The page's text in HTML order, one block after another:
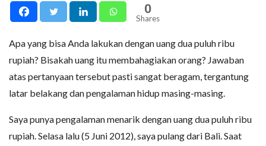
0
Shares
Apa yang bisa Anda lakukan dengan uang dua puluh ribu
rupiah? Bisakah uang itu membahagiakan orang? Jawaban
atas pertanyaan tersebut pasti sangat beragam, tergantung
latar belakang dan pengalaman hidup masing-masing.
Saya punya pengalaman menarik dengan uang dua puluh ribu
rupiah. Selasa lalu (5 Juni 2012), saya pulang dari Bali. Saat